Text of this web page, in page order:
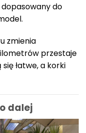
do
zmienia
przestaje
łatwe, a korki
dalej